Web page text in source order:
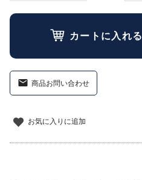
カートに入れる
商品お問い合わせ
お気に入りに追加